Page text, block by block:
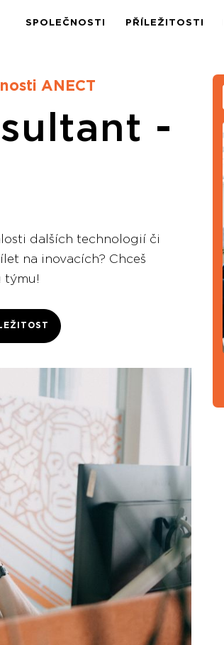
SPOLEČNOSTI PŘÍLEŽITOSTI
ANECT
-
dalších technologií či
na inovacích? Chceš
týmu!